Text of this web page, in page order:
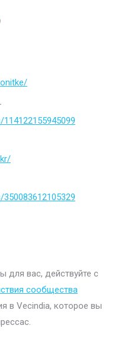
для вас, действуйте с
сообщества
в Vecindia, которое вы